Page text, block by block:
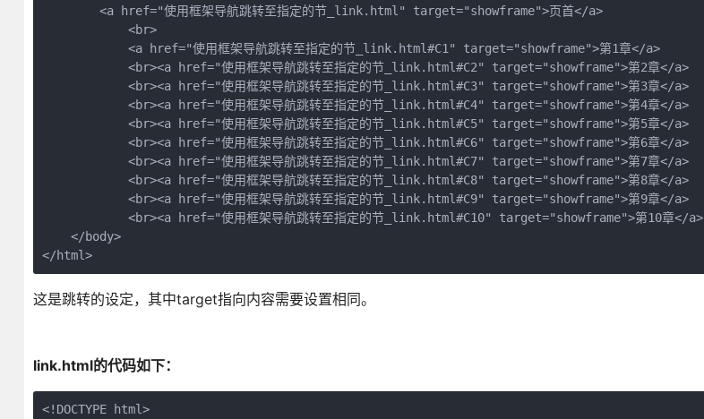
        <a href="使用框架导航跳转至指定的节_link.html" target="showframe">页首</a>
            <br>
            <a href="使用框架导航跳转至指定的节_link.html#C1" target="showframe">第1章</a>
            <br><a href="使用框架导航跳转至指定的节_link.html#C2" target="showframe">第2章</a>
            <br><a href="使用框架导航跳转至指定的节_link.html#C3" target="showframe">第3章</a>
            <br><a href="使用框架导航跳转至指定的节_link.html#C4" target="showframe">第4章</a>
            <br><a href="使用框架导航跳转至指定的节_link.html#C5" target="showframe">第5章</a>
            <br><a href="使用框架导航跳转至指定的节_link.html#C6" target="showframe">第6章</a>
            <br><a href="使用框架导航跳转至指定的节_link.html#C7" target="showframe">第7章</a>
            <br><a href="使用框架导航跳转至指定的节_link.html#C8" target="showframe">第8章</a>
            <br><a href="使用框架导航跳转至指定的节_link.html#C9" target="showframe">第9章</a>
            <br><a href="使用框架导航跳转至指定的节_link.html#C10" target="showframe">第10章</a>
    </body>
</html>
这是跳转的设定，其中target指向内容需要设置相同。
link.html的代码如下：
<!DOCTYPE html>